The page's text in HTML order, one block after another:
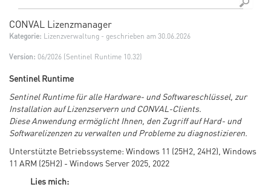
CONVAL Lizenzmanager
Kategorie: Lizenzverwaltung - geschrieben am 30.06.2026
Version: 06/2026 (Sentinel Runtime 10.32)
Sentinel Runtime
Sentinel Runtime für alle Hardware- und Softwareschlüssel, zur
Installation auf Lizenzservern und CONVAL-Clients.
Diese Anwendung ermöglicht Ihnen, den Zugriff auf Hard- und
Softwarelizenzen zu verwalten und Probleme zu diagnostizieren.
Unterstützte Betriebssysteme: Windows 11 (25H2, 24H2), Windows
11 ARM (25H2) - Windows Server 2025, 2022
Lies mich: